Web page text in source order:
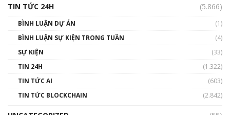
TIN TỨC 24H
(5.866)
BÌNH LUẬN DỰ ÁN
(1)
BÌNH LUẬN SỰ KIỆN TRONG TUẦN
(4)
SỰ KIỆN
(33)
TIN 24H
(1.322)
TIN TỨC AI
(603)
TIN TỨC BLOCKCHAIN
(2.842)